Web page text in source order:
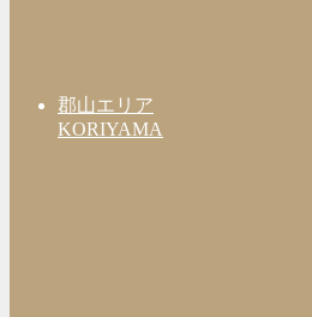
郡山エリア
KORIYAMA